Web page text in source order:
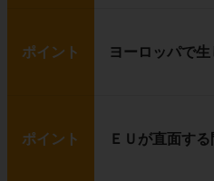
ポイント ヨーロッパで
ポイント ＥＵが直面する